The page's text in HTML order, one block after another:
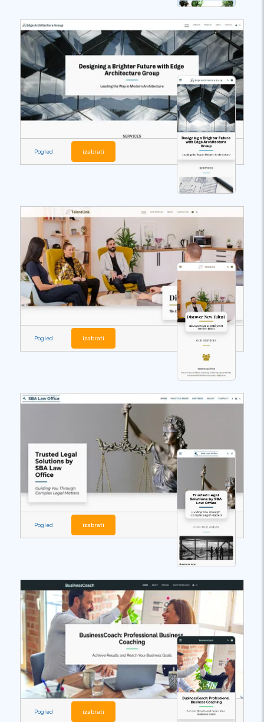
Pogled izabrati
Pogled izabrati
Pogled izabrati
Pogled izabrati